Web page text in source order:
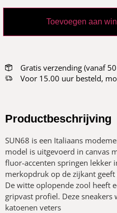
Toevoegen aan
Gratis verzending (vanaf
Voor 15.00 uur besteld,
Productbeschrijving
SUN68 is een Italiaans
model is uitgevoerd in canvas
fluor-accenten springen lekker
merkopdruk op de zijkant
De witte oplopende zool heeft
gripvast profiel. Deze
katoenen veters